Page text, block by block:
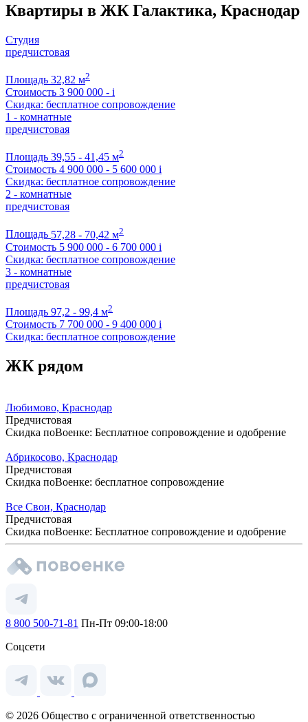
Квартиры в ЖК Галактика, Краснодар
Студия
предчистовая
Площадь 32,82 м2
Стоимость 3 900 000 - i
Скидка: бесплатное сопровождение
1 - комнатные
предчистовая
Площадь 39,55 - 41,45 м2
Стоимость 4 900 000 - 5 600 000 i
Скидка: бесплатное сопровождение
2 - комнатные
предчистовая
Площадь 57,28 - 70,42 м2
Стоимость 5 900 000 - 6 700 000 i
Скидка: бесплатное сопровождение
3 - комнатные
предчистовая
Площадь 97,2 - 99,4 м2
Стоимость 7 700 000 - 9 400 000 i
Скидка: бесплатное сопровождение
ЖК рядом
Любимово, Краснодар
Предчистовая
Скидка поВоенке: Бесплатное сопровождение и одобрение
Абрикосово, Краснодар
Предчистовая
Скидка поВоенке: бесплатное сопровождение
Все Свои, Краснодар
Предчистовая
Скидка поВоенке: Бесплатное сопровождение и одобрение
8 800 500-71-81 Пн-Пт 09:00-18:00
Соцсети
© 2026 Общество с ограниченной ответственностью